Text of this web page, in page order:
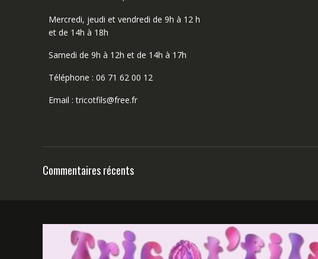
Mercredi, jeudi et vendredi de 9h à 12 h
et de 14h à 18h
Samedi de 9h à 12h et de 14h à 17h
Téléphone : 06 71 62 00 12
Email : tricotfils@free.fr
Commentaires récents